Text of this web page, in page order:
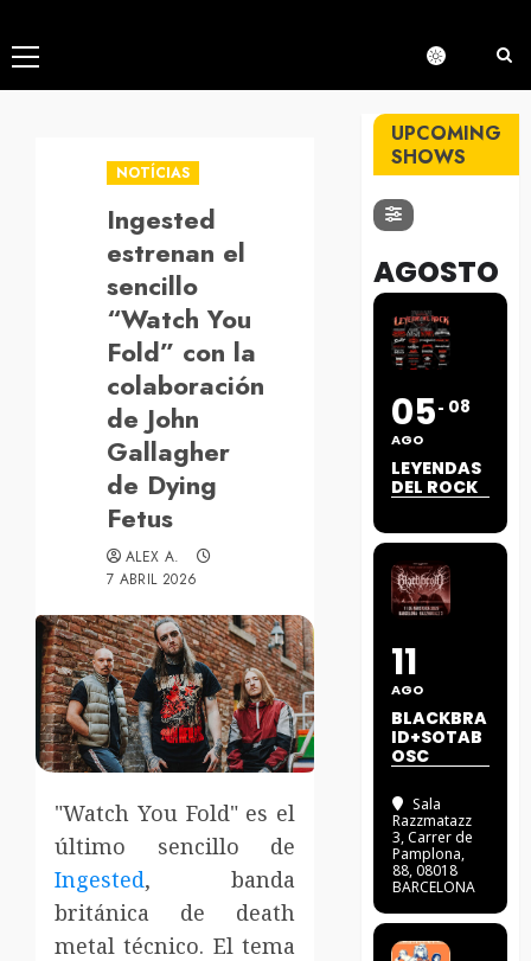
Menú
principal
NOTÍCIAS
Ingested
estrenan el
sencillo
“Watch You
Fold” con la
colaboración
de John
Gallagher
de Dying
Fetus
ALEX A.
7 ABRIL 2026
"Watch You Fold" es el
último sencillo de
Ingested, banda
británica de death
metal técnico. El tema
UPCOMING
SHOWS
AGOSTO
05
AGO
08
LEYENDAS
DEL ROCK
11
AGO
BLACKBRA
ID+SOTAB
OSC
Sala
Razzmatazz
3, Carrer de
Pamplona,
88, 08018
BARCELONA